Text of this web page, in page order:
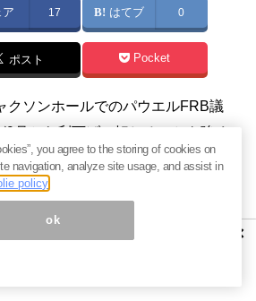
ア 17 はてブ 0
ポスト Pocket
クソンホールでのパウエルFRB議
9月から利下げに転じることを強く
大きな影響を与えました。これに
ドルを超え、株価は再び過去最
る必要があるでしょう。景気のソ
達成した一方で、新たなバブルリ
す。（『 マンさんの経済あらかる
×
you agree to the storing of cookies on
navigation, analyze site usage, and assist in
policy
ok